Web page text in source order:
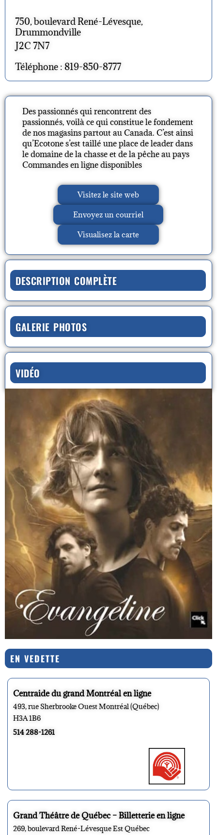
750, boulevard René-Lévesque,
Drummondville
J2C 7N7
Téléphone : 819-850-8777
Des passionnés qui rencontrent des
passionnés, voilà ce qui constitue le fondement
de nos magasins partout au Canada. C’est ainsi
qu’Ecotone s’est taillé une place de leader dans
le domaine de la chasse et de la pêche au pays
Commandes en ligne disponibles
Visitez le site web
Envoyez un courriel
Visualisez la carte
DESCRIPTION COMPLÈTE
GALERIE PHOTOS
VIDÉO
EN VEDETTE
Centraide du grand Montréal en ligne
493, rue Sherbrooke Ouest Montréal (Québec)
H3A 1B6
514 288-1261
Grand Théâtre de Québec – Billetterie en ligne
269, boulevard René-Lévesque Est Québec